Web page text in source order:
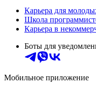
Карьера для
Школа
Карьера в
Боты для
Мобильное приложение